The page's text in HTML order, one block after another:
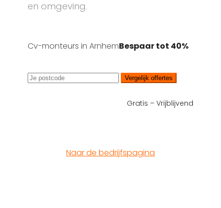
en omgeving.
Cv-monteurs in ArnhemBespaar tot 40%
Vergelijk offertes
Gratis – Vrijblijvend
Naar de bedrijfspagina